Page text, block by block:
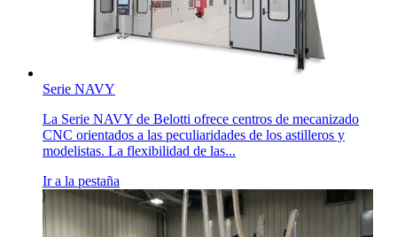
Serie NAVY
La Serie NAVY de Belotti ofrece centros de mecanizado
CNC orientados a las peculiaridades de los astilleros y
modelistas. La flexibilidad de las...
Ir a la pestaña